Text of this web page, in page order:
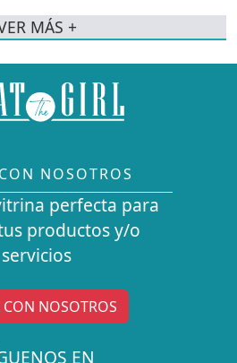
MÁS +
NOSOTROS
perfecta para
productos y/o
servicios
CON NOSOTROS
EN